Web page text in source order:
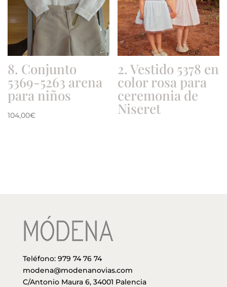
8. Conjunto
5369-5263 arena
para niños
104,00€
2. Vestido 5378 en
color rosa para
ceremonia de
Niseret
Teléfono: 979 74 76 74
modena@modenanovias.com
C/Antonio Maura 6, 34001 Palencia